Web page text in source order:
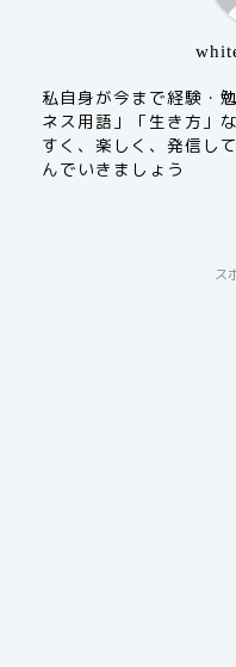
私自身が今まで経験・
ネス用語」「生き方」
すく、楽しく、発信し
んでいきましょう
ス